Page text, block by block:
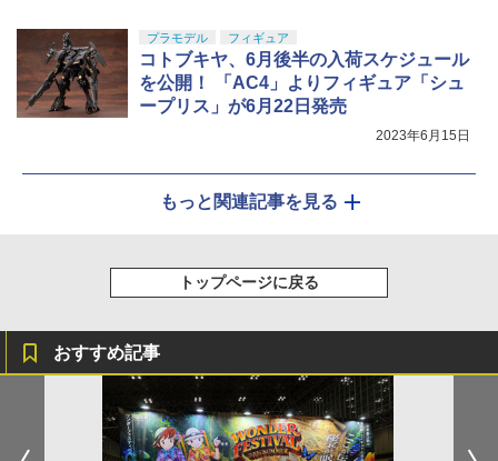
プラモデル フィギュア
コトブキヤ、6月後半の入荷スケジュール
を公開！ 「AC4」よりフィギュア「シュ
ープリス」が6月22日発売
2023年6月15日
もっと関連記事を見る
トップページに戻る
おすすめ記事